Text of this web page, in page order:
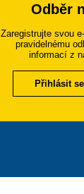
Odběr
Zaregistrujte svou
pravidelnému
informací z
Přihlásit